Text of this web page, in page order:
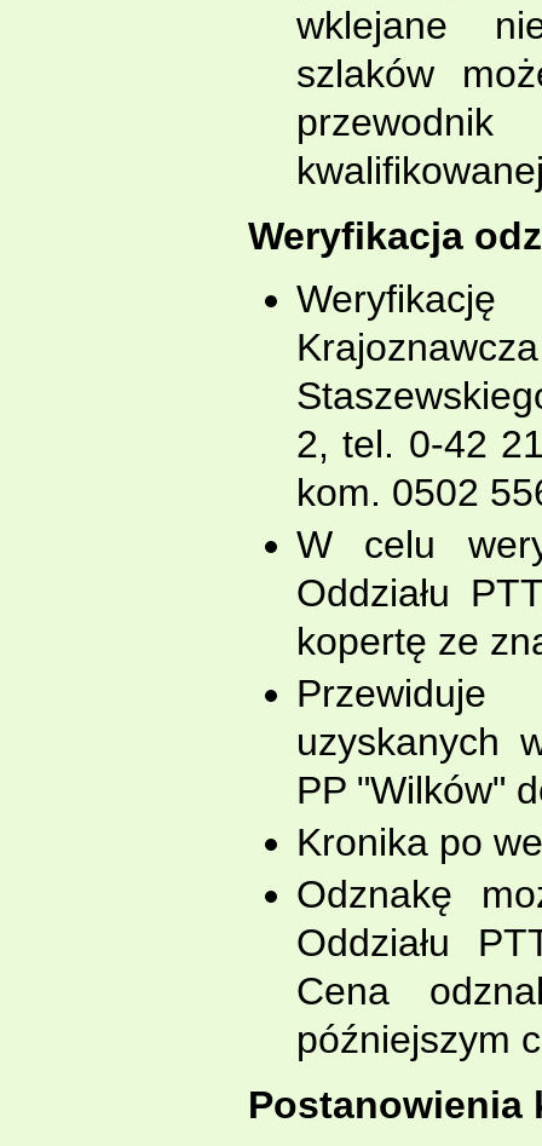
wklejane
szlaków
Weryfikacja
2, tel. 0-42
kom. 0502
W celu
Oddziału
kopertę ze
uzyskanych
PP "Wilków"
Kronika po
Odznakę
Oddziału
Cena
późniejszym
Postanowienia